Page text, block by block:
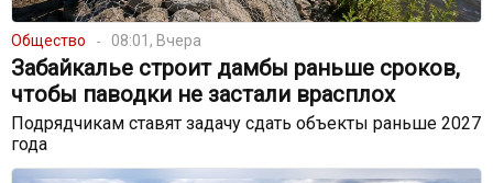
Общество 08:01, Вчера
Забайкалье строит дамбы раньше сроков,
чтобы паводки не застали врасплох
Подрядчикам ставят задачу сдать объекты раньше 2027
года